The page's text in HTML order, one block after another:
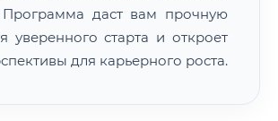
Программа даст вам прочную
уверенного старта и откроет
для карьерного роста.